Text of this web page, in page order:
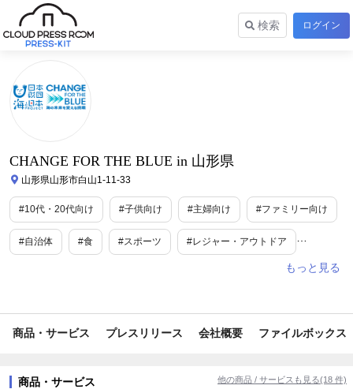
検索 ログイン
CHANGE FOR THE BLUE in 山形県
山形県山形市白山1-11-33
#10代・20代向け #子供向け #主婦向け #ファミリー向け
#自治体 #食 #スポーツ #レジャー・アウトドア
#SDGs・ESG #エコ #限定 #コラボ #ユニーク
商品・サービス プレスリリース 会社概要 ファイルボックス
商品・サービス 他の商品 / サービスも見る(18 件)